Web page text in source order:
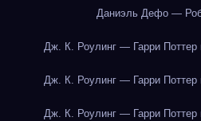
Даниэль Дефо —
Дж. К. Роулинг — Гарри
Дж. К. Роулинг — Гарри
Дж. К. Роулинг — Гарри